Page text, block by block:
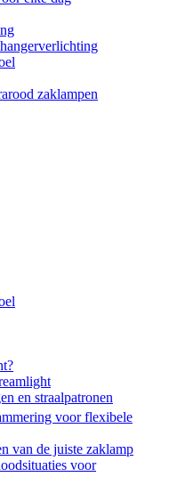
zaklampen
en straalpatronen
voor flexibele
van de juiste zaklamp
voor